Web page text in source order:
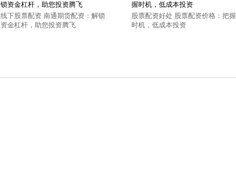
线下股票配资 南通期货配资：解锁
资金杠杆，助您投资腾飞
股票配资好处 股票配资价格：把握
时机，低成本投资